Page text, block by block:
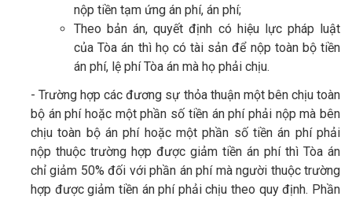
nộp tiền tạm ứng án phí, án phí;
Theo bản án, quyết định có hiệu lực pháp luật
của Tòa án thì họ có tài sản để nộp toàn bộ tiền
án phí, lệ phí Tòa án mà họ phải chịu.
- Trường hợp các đương sự thỏa thuận một bên chịu toàn
bộ án phí hoặc một phần số tiền án phí phải nộp mà bên
chịu toàn bộ án phí hoặc một phần số tiền án phí phải
nộp thuộc trường hợp được giảm tiền án phí thì Tòa án
chỉ giảm 50% đối với phần án phí mà người thuộc trường
hợp được giảm tiền án phí phải chịu theo quy định. Phần